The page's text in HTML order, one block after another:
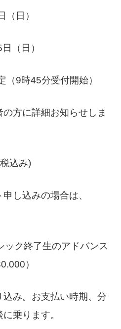
日）
（日）
（9時45分受付開始）
の方に詳細お知らせしま
込み)
し込みの場合は、
ック終了生のアドバンス
）
込み。お支払い時期、分
乗ります。